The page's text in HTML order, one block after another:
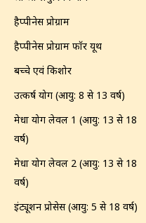
हैप्पीनेस प्रोग्राम
हैप्पीनेस प्रोग्राम फॉर यूथ
बच्चे एवं किशोर
उत्कर्ष योग (आयु: 8 से 13 वर्ष)
मेधा योग लेवल 1 (आयु: 13 से 18
वर्ष)
मेधा योग लेवल 2 (आयु: 13 से 18
वर्ष)
इंट्यूशन प्रोसेस (आयु: 5 से 18 वर्ष)